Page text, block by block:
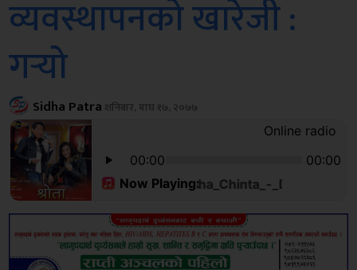
व्यवस्थापनको खारेजी :
गर्‍यो
Sidha Patra शनिबार, माघ १७, २०७७